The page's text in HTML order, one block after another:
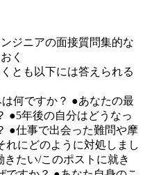
ジニアの面接質問集的な
く
とも以下には答えられる
何ですか？ ●あなたの最
●5年後の自分はどうなっ
●仕事で出会った難問や摩
れにどのように対処しまし
たい/このポストに就き